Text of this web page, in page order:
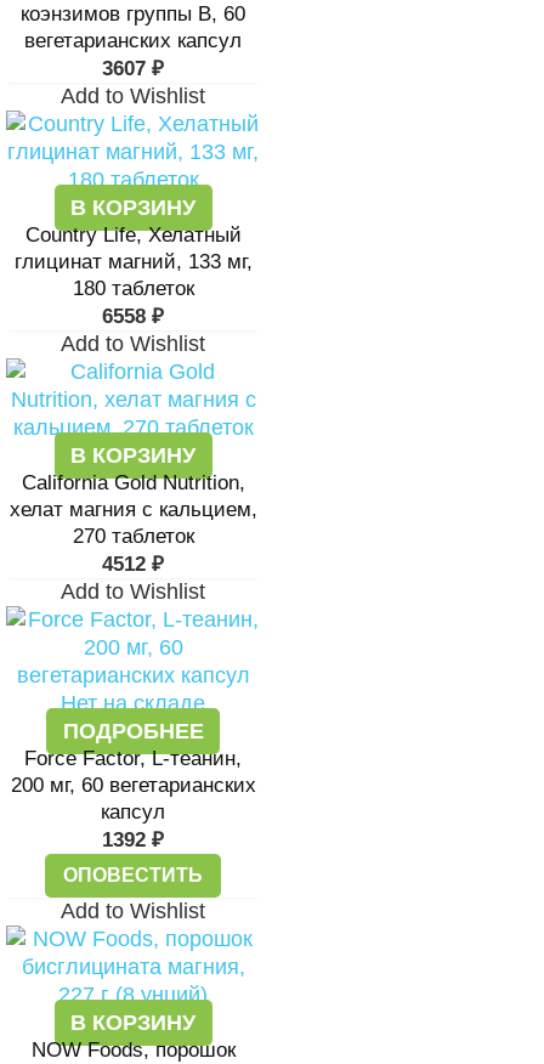
коэнзимов группы B, 60
вегетарианских капсул
3607 ₽
Add to Wishlist
В КОРЗИНУ
Country Life, Хелатный
глицинат магний, 133 мг,
180 таблеток
6558 ₽
Add to Wishlist
В КОРЗИНУ
California Gold Nutrition,
хелат магния с кальцием,
270 таблеток
4512 ₽
Add to Wishlist
Нет на складе
ПОДРОБНЕЕ
Force Factor, L-теанин,
200 мг, 60 вегетарианских
капсул
1392 ₽
ОПОВЕСТИТЬ
Add to Wishlist
В КОРЗИНУ
NOW Foods, порошок